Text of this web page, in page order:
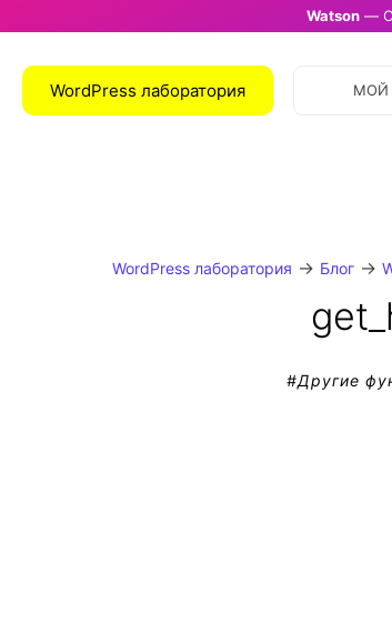
Watson —
WordPress лаборатория МОЙ
WordPress лаборатория → Блог→
#Другие